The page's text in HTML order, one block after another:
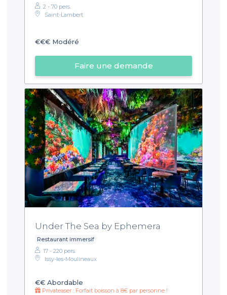
2 - 70 pers.
Saint-Lambert
€€€ Modéré
Faire une demande
Under The Sea by Ephemera
Restaurant immersif
17 - 220 pers.
Issy-les-Moulineaux
€€ Abordable
Privateaser : Forfait boisson à 8€ par personne !